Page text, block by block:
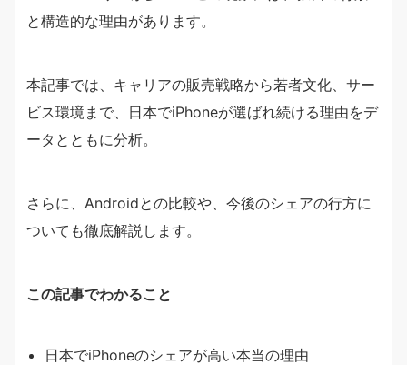
と構造的な理由があります。
本記事では、キャリアの販売戦略から若者文化、サー
ビス環境まで、日本でiPhoneが選ばれ続ける理由をデ
ータとともに分析。
さらに、Androidとの比較や、今後のシェアの行方に
ついても徹底解説します。
この記事でわかること
日本でiPhoneのシェアが高い本当の理由